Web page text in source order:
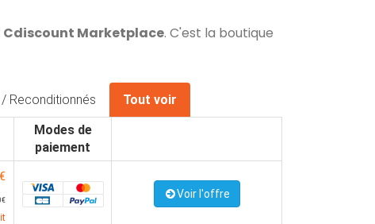
Cdiscount Marketplace. C'est la boutique
Reconditionnés Tout voir
Modes de
paiement
Voir l'offre